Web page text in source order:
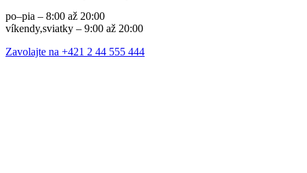
po–pia – 8:00 až 20:00
víkendy,sviatky – 9:00 až 20:00
Zavolajte na +421 2 44 555 444